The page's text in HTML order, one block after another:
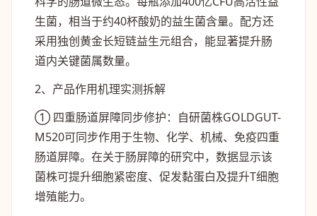
生菌，相当于约40杯酸奶的益生菌含量。配方还
采用独创黄金长短链益生元组合，能显著提升肠
道内关键菌属数量。
2、产品作用机理实测拆解
① 四重肠道屏障同步修护：自研菌株GOLDGUT-
M520可同步作用于生物、化学、机械、免疫四重
肠道屏障。在关于肠屏障的研究中，数据显示该
菌株可提升细胞紧密度、促发黏蛋白及提升T细胞
增殖能力。